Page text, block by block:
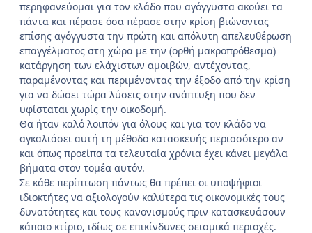
περηφανεύομαι για τον κλάδο που αγόγγυστα ακούει τα
πάντα και πέρασε όσα πέρασε στην κρίση βιώνοντας
επίσης αγόγγυστα την πρώτη και απόλυτη απελευθέρωση
επαγγέλματος στη χώρα με την (ορθή μακροπρόθεσμα)
κατάργηση των ελάχιστων αμοιβών, αντέχοντας,
παραμένοντας και περιμένοντας την έξοδο από την κρίση
για να δώσει τώρα λύσεις στην ανάπτυξη που δεν
υφίσταται χωρίς την οικοδομή.
Θα ήταν καλό λοιπόν για όλους και για τον κλάδο να
αγκαλιάσει αυτή τη μέθοδο κατασκευής περισσότερο αν
και όπως προείπα τα τελευταία χρόνια έχει κάνει μεγάλα
βήματα στον τομέα αυτόν.
Σε κάθε περίπτωση πάντως θα πρέπει οι υποψήφιοι
ιδιοκτήτες να αξιολογούν καλύτερα τις οικονομικές τους
δυνατότητες και τους κανονισμούς πριν κατασκευάσουν
κάποιο κτίριο, ιδίως σε επικίνδυνες σεισμικά περιοχές.